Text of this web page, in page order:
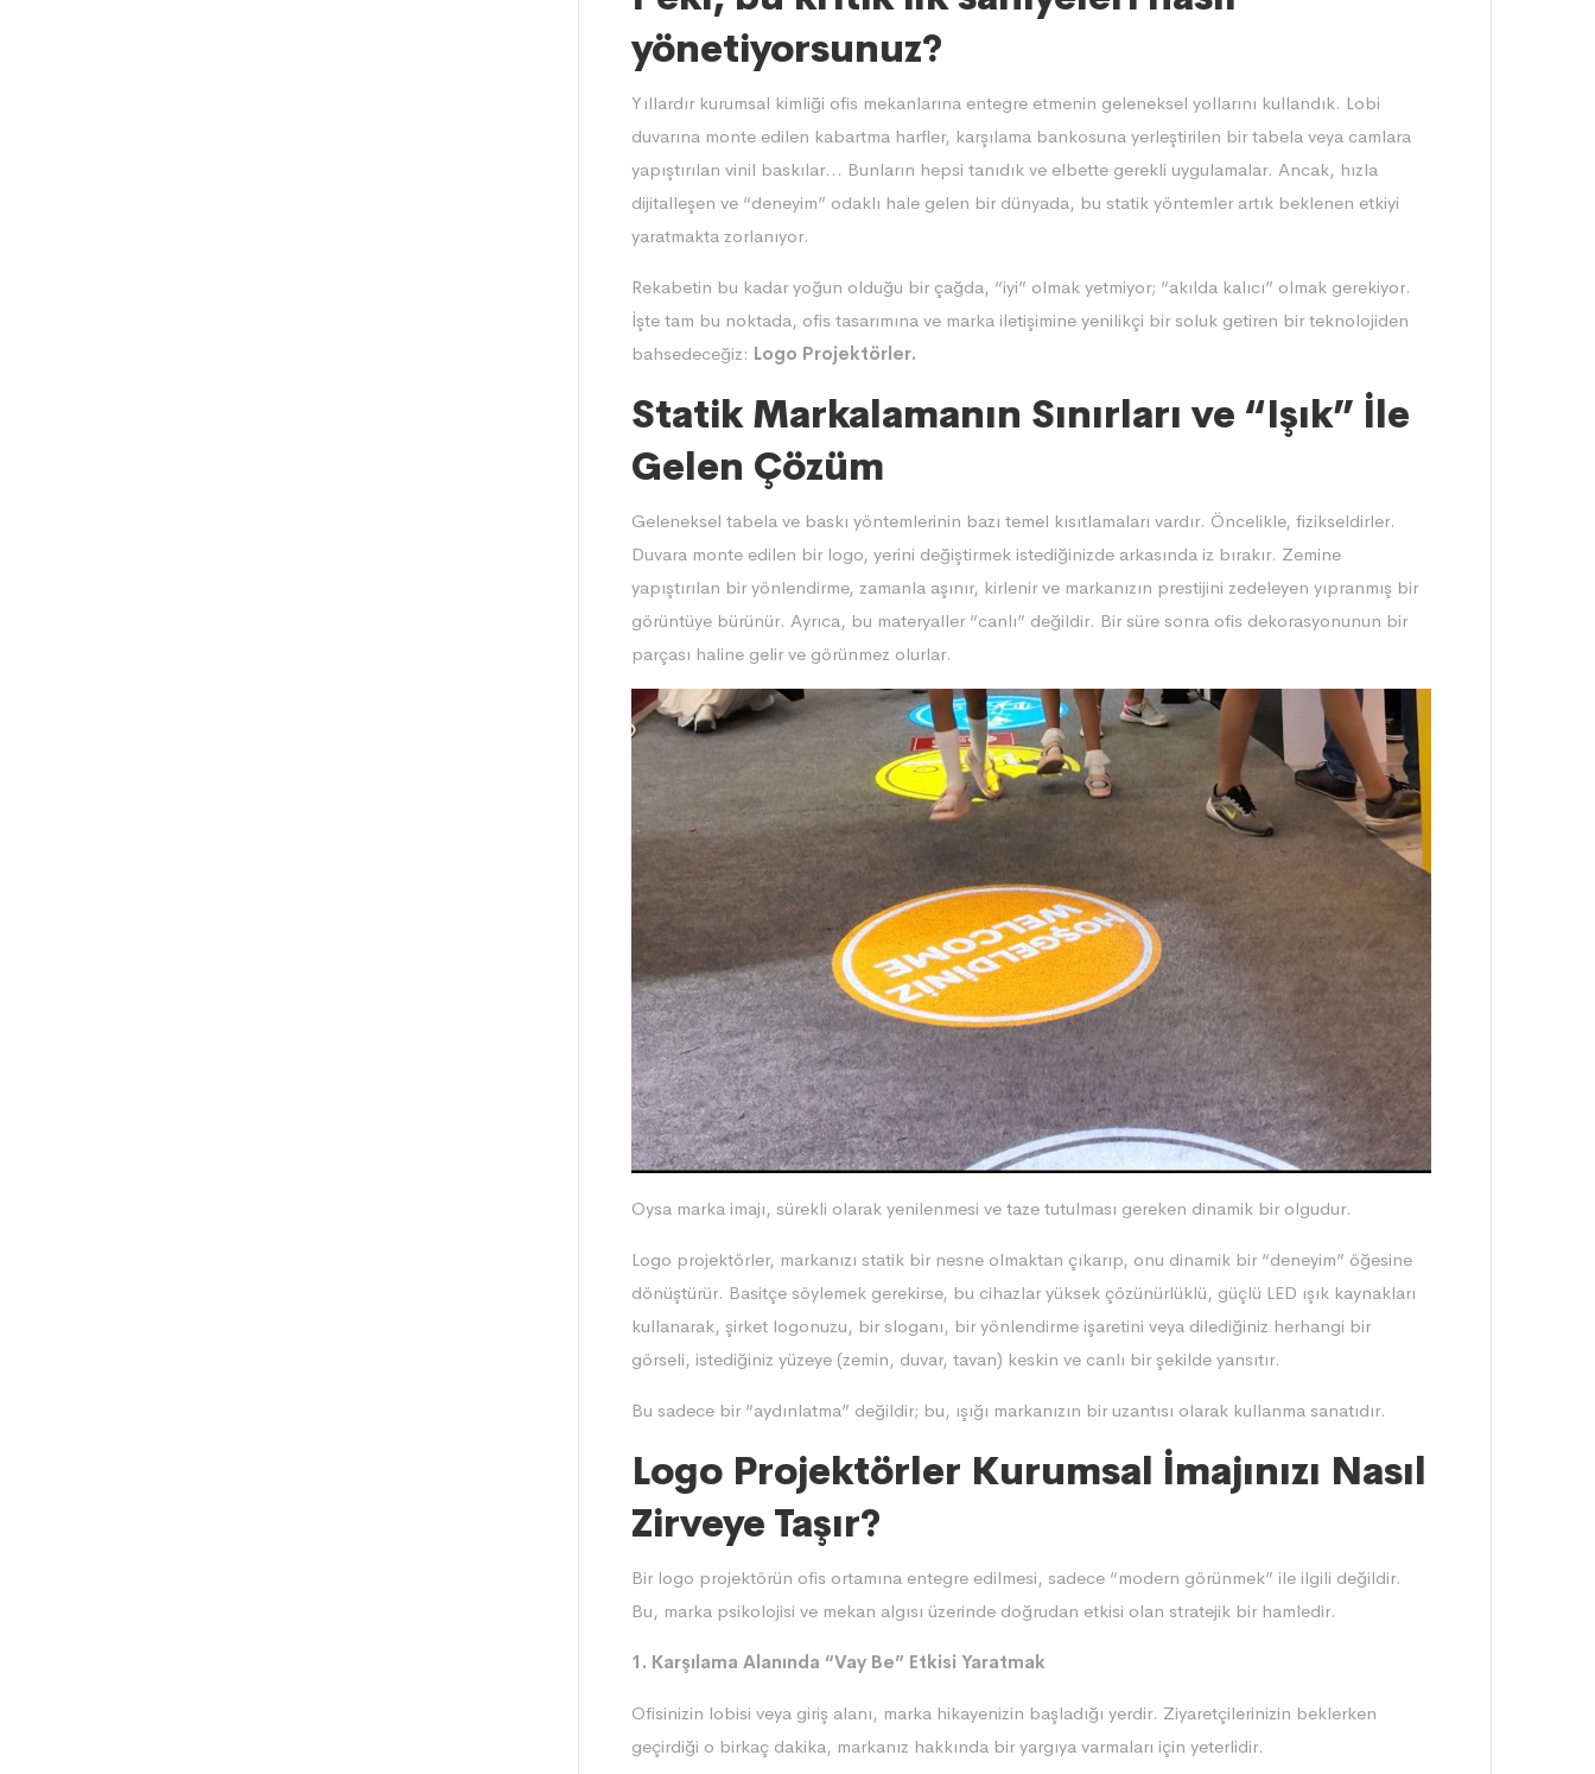
yönetiyorsunuz?
Yıllardır kurumsal kimliği ofis mekanlarına entegre etmenin geleneksel yollarını kullandık. Lobi
duvarına monte edilen kabartma harfler, karşılama bankosuna yerleştirilen bir tabela veya camlara
yapıştırılan vinil baskılar… Bunların hepsi tanıdık ve elbette gerekli uygulamalar. Ancak, hızla
dijitalleşen ve “deneyim” odaklı hale gelen bir dünyada, bu statik yöntemler artık beklenen etkiyi
yaratmakta zorlanıyor.
Rekabetin bu kadar yoğun olduğu bir çağda, “iyi” olmak yetmiyor; “akılda kalıcı” olmak gerekiyor.
İşte tam bu noktada, ofis tasarımına ve marka iletişimine yenilikçi bir soluk getiren bir teknolojiden
bahsedeceğiz: Logo Projektörler.
Statik Markalamanın Sınırları ve “Işık” İle
Gelen Çözüm
Geleneksel tabela ve baskı yöntemlerinin bazı temel kısıtlamaları vardır. Öncelikle, fizikseldirler.
Duvara monte edilen bir logo, yerini değiştirmek istediğinizde arkasında iz bırakır. Zemine
yapıştırılan bir yönlendirme, zamanla aşınır, kirlenir ve markanızın prestijini zedeleyen yıpranmış bir
görüntüye bürünür. Ayrıca, bu materyaller “canlı” değildir. Bir süre sonra ofis dekorasyonunun bir
parçası haline gelir ve görünmez olurlar.
Oysa marka imajı, sürekli olarak yenilenmesi ve taze tutulması gereken dinamik bir olgudur.
Logo projektörler, markanızı statik bir nesne olmaktan çıkarıp, onu dinamik bir “deneyim” öğesine
dönüştürür. Basitçe söylemek gerekirse, bu cihazlar yüksek çözünürlüklü, güçlü LED ışık kaynakları
kullanarak, şirket logonuzu, bir sloganı, bir yönlendirme işaretini veya dilediğiniz herhangi bir
görseli, istediğiniz yüzeye (zemin, duvar, tavan) keskin ve canlı bir şekilde yansıtır.
Bu sadece bir “aydınlatma” değildir; bu, ışığı markanızın bir uzantısı olarak kullanma sanatıdır.
Logo Projektörler Kurumsal İmajınızı Nasıl
Zirveye Taşır?
Bir logo projektörün ofis ortamına entegre edilmesi, sadece “modern görünmek” ile ilgili değildir.
Bu, marka psikolojisi ve mekan algısı üzerinde doğrudan etkisi olan stratejik bir hamledir.
1. Karşılama Alanında “Vay Be” Etkisi Yaratmak
Ofisinizin lobisi veya giriş alanı, marka hikayenizin başladığı yerdir. Ziyaretçilerinizin beklerken
geçirdiği o birkaç dakika, markanız hakkında bir yargıya varmaları için yeterlidir.